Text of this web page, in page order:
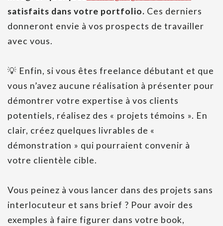
satisfaits dans votre portfolio. Ces derniers
donneront envie à vos prospects de travailler
avec vous.
💡 Enfin, si vous êtes freelance débutant et que
vous n’avez aucune réalisation à présenter pour
démontrer votre expertise à vos clients
potentiels, réalisez des « projets témoins ». En
clair, créez quelques livrables de «
démonstration » qui pourraient convenir à
votre clientèle cible.
Vous peinez à vous lancer dans des projets sans
interlocuteur et sans brief ? Pour avoir des
exemples à faire figurer dans votre book,